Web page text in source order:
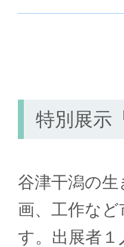
特別展示
谷津干潟の
画、工作な
す。出展者